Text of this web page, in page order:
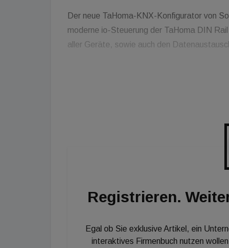
Der neue TaHoma-KNX-Konfigurator von
moderne io-Steuerung der TaHoma DIN
aller Geräte, sowie auch den
Registrieren.
Egal ob Sie exklusive Artikel, ein
interaktives Firmenbuch nutzen